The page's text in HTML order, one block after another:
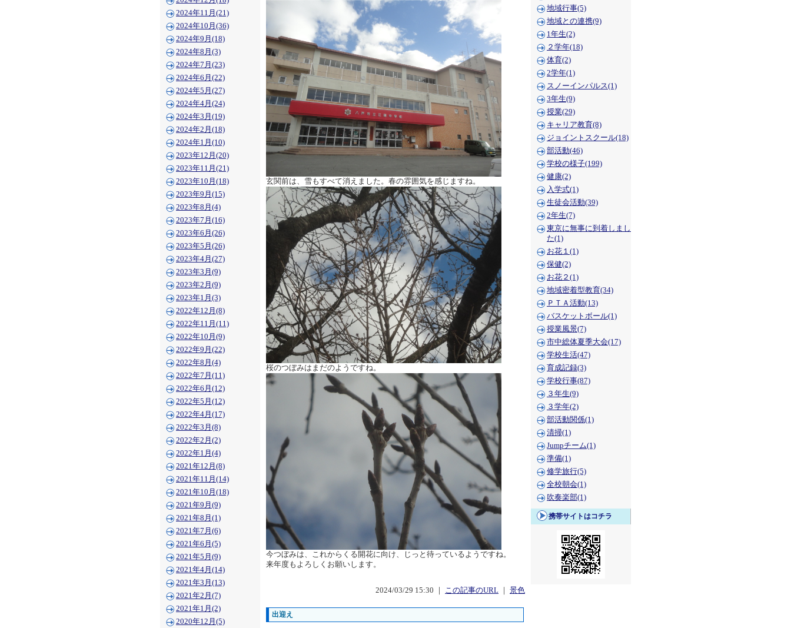
2024年11月(21)
2024年10月(36)
2024年9月(18)
2024年8月(3)
2024年7月(23)
2024年6月(22)
2024年5月(27)
2024年4月(24)
2024年3月(19)
2024年2月(18)
2024年1月(10)
2023年12月(20)
2023年11月(21)
2023年10月(18)
2023年9月(15)
2023年8月(4)
2023年7月(16)
2023年6月(26)
2023年5月(26)
2023年4月(27)
2023年3月(9)
2023年2月(9)
2023年1月(3)
2022年12月(8)
2022年11月(11)
2022年10月(9)
2022年9月(22)
2022年8月(4)
2022年7月(11)
2022年6月(12)
2022年5月(12)
2022年4月(17)
2022年3月(8)
2022年2月(2)
2022年1月(4)
2021年12月(8)
2021年11月(14)
2021年10月(18)
2021年9月(9)
2021年8月(1)
2021年7月(6)
2021年6月(5)
2021年5月(9)
2021年4月(14)
2021年3月(13)
2021年2月(7)
2021年1月(2)
2020年12月(5)
地域行事(5)
地域との連携(9)
1年生(2)
２学年(18)
体育(2)
2学年(1)
スノーインパルス(1)
3年生(9)
授業(29)
キャリア教育(8)
ジョイントスクール(18)
部活動(46)
学校の様子(199)
健康(2)
入学式(1)
生徒会活動(39)
2年生(7)
東京に無事に到着しまし
た(1)
お花１(1)
保健(2)
お花２(1)
地域密着型教育(34)
ＰＴＡ活動(13)
バスケットボール(1)
授業風景(7)
市中総体夏季大会(17)
学校生活(47)
育成記録(3)
学校行事(87)
３年生(9)
３学年(2)
部活動関係(1)
清掃(1)
Jumpチーム(1)
準備(1)
修学旅行(5)
全校朝会(1)
吹奏楽部(1)
携帯サイトはコチラ
玄関前は、雪もすべて消えました。春の雰囲気を感じますね。
桜のつぼみはまだのようですね。
今つぼみは、これからくる開花に向け、じっと待っているようですね。
来年度もよろしくお願いします。
2024/03/29 15:30 ｜ この記事のURL 景色
出迎え